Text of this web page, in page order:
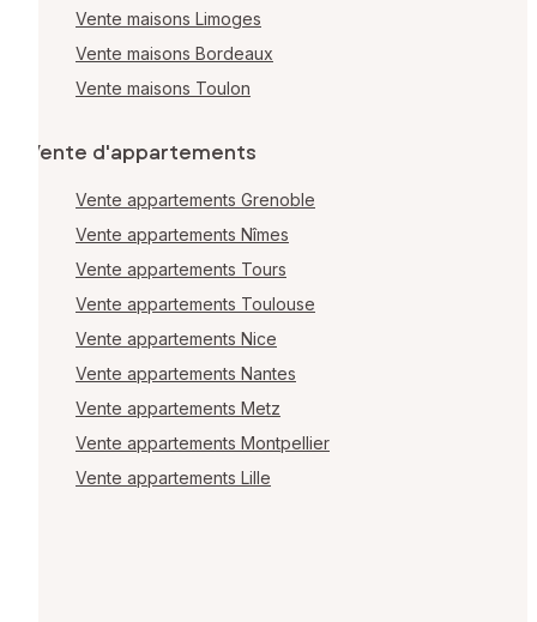
Vente maisons Limoges
Vente maisons Bordeaux
Vente maisons Toulon
Vente d'appartements
Vente appartements Grenoble
Vente appartements Nîmes
Vente appartements Tours
Vente appartements Toulouse
Vente appartements Nice
Vente appartements Nantes
Vente appartements Metz
Vente appartements Montpellier
Vente appartements Lille